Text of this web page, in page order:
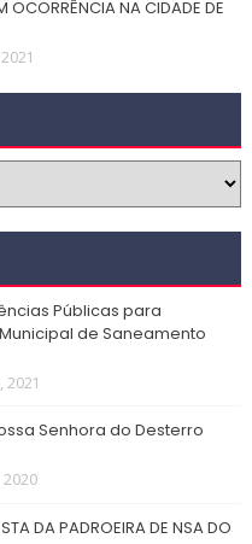
OCORRÊNCIA NA CIDADE DE
Públicas para
de Saneamento
2021
Senhora do Desterro
2020
DA PADROEIRA DE NSA DO